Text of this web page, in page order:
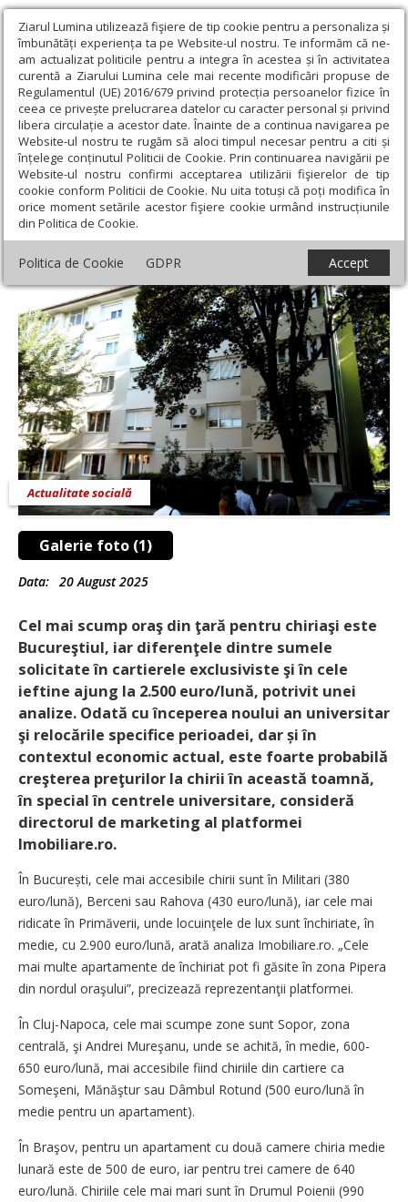
Ziarul Lumina utilizează fişiere de tip cookie pentru a personaliza și
îmbunătăți experiența ta pe Website-ul nostru. Te informăm că ne-
am actualizat politicile pentru a integra în acestea și în activitatea
curentă a Ziarului Lumina cele mai recente modificări propuse de
Regulamentul (UE) 2016/679 privind protecția persoanelor fizice în
ceea ce privește prelucrarea datelor cu caracter personal și privind
libera circulație a acestor date. Înainte de a continua navigarea pe
Website-ul nostru te rugăm să aloci timpul necesar pentru a citi și
înțelege conținutul Politicii de Cookie. Prin continuarea navigării pe
Website-ul nostru confirmi acceptarea utilizării fişierelor de tip
cookie conform Politicii de Cookie. Nu uita totuși că poți modifica în
orice moment setările acestor fişiere cookie urmând instrucțiunile
din Politica de Cookie.
Politica de Cookie GDPR Accept
Ziarul Lumina › Societate › Actualitate socială › Piața chiriilor
din marile orașe
Piața chiriilor din marile orașe
Galerie foto (1)
Actualitate socială
Data: 20 August 2025
Cel mai scump oraş din ţară pentru chiriaşi este
Bucureştiul, iar diferenţele dintre sumele
solicitate în cartierele exclusiviste şi în cele
ieftine ajung la 2.500 euro/lună, potrivit unei
analize. Odată cu începerea noului an universitar
şi relocările specifice perioadei, dar și în
contextul economic actual, este foarte probabilă
creşterea preţurilor la chirii în această toamnă,
în special în centrele universitare, consideră
directorul de marketing al platformei
Imobiliare.ro.
În București, cele mai accesibile chirii sunt în Militari (380
euro/lună), Berceni sau Rahova (430 euro/lună), iar cele mai
ridicate în Primăverii, unde locuinţele de lux sunt închiriate, în
medie, cu 2.900 euro/lună, arată analiza Imobiliare.ro. „Cele
mai multe apartamente de închiriat pot fi găsite în zona Pipera
din nordul oraşului”, precizează reprezentanţii platformei.
În Cluj-Napoca, cele mai scumpe zone sunt Sopor, zona
centrală, şi Andrei Mureşanu, unde se achită, în medie, 600-
650 euro/lună, mai accesibile fiind chiriile din cartiere ca
Someşeni, Mănăştur sau Dâmbul Rotund (500 euro/lună în
medie pentru un apartament).
În Braşov, pentru un apartament cu două camere chiria medie
lunară este de 500 de euro, iar pentru trei camere de 640
euro/lună. Chiriile cele mai mari sunt în Drumul Poienii (990